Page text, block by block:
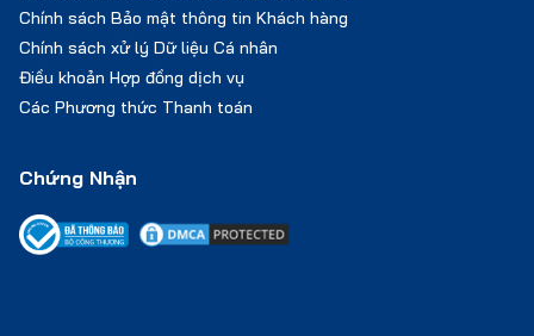
Chứng Nhận
Chính sách Bảo mật thông tin Khách hàng
Chính sách xử lý Dữ liệu Cá nhân
Điều khoản Hợp đồng dịch vụ
Các Phương thức Thanh toán